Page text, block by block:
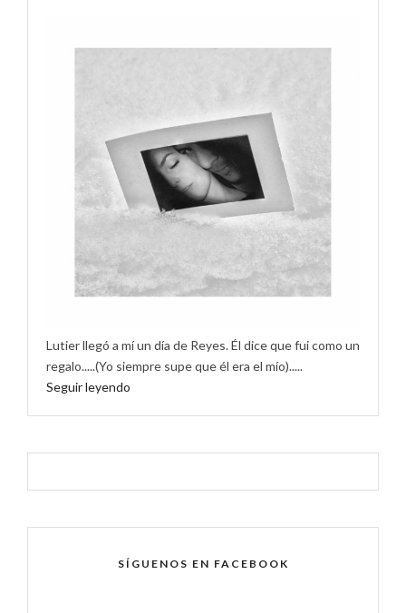
Lutier llegó a mí un día de Reyes. Él dice que fui como un
regalo.....(Yo siempre supe que él era el mío).....
Seguir leyendo
SÍGUENOS EN FACEBOOK